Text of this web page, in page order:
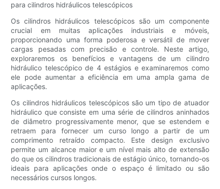
para cilindros hidráulicos telescópicos
Os cilindros hidráulicos telescópicos são um componente
crucial em muitas aplicações industriais e móveis,
proporcionando uma forma poderosa e versátil de mover
cargas pesadas com precisão e controle. Neste artigo,
exploraremos os benefícios e vantagens de um cilindro
hidráulico telescópico de 4 estágios e examinaremos como
ele pode aumentar a eficiência em uma ampla gama de
aplicações.
Os cilindros hidráulicos telescópicos são um tipo de atuador
hidráulico que consiste em uma série de cilindros aninhados
de diâmetro progressivamente menor, que se estendem e
retraem para fornecer um curso longo a partir de um
comprimento retraído compacto. Este design exclusivo
permite um alcance maior e um nível mais alto de extensão
do que os cilindros tradicionais de estágio único, tornando-os
ideais para aplicações onde o espaço é limitado ou são
necessários cursos longos.